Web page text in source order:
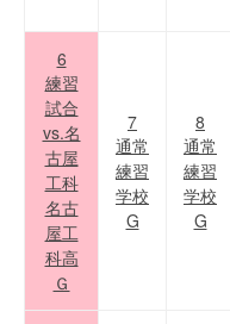
6
練習
試合
vs.名
古屋
工科
名古
屋工
科高
Ｇ
7
通常
練習
学校
G
8
通常
練習
学校
G